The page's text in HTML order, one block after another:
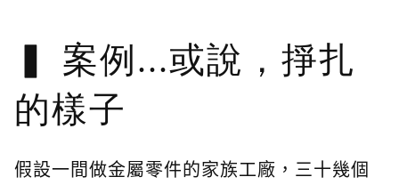
案例...或說，掙扎
的樣子
假設一間做金屬零件的家族工廠，三十幾個